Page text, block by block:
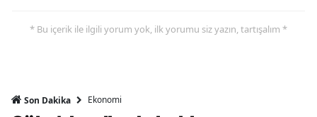
* Bu içerik ile ilgili yorum yok, ilk yorumu siz yazın, tartışalım *
Son Dakika Ekonomi